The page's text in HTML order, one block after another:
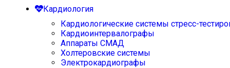
Кардиология
Кардиологические системы стресс-
Кардиоинтервалографы
Аппараты СМАД
Холтеровские системы
Электрокардиографы